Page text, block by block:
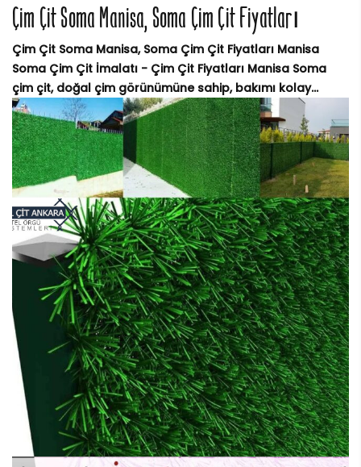
Çim Çit Soma Manisa, Soma Çim Çit Fiyatları
Çim Çit Soma Manisa, Soma Çim Çit Fiyatları Manisa
Soma Çim Çit İmalatı - Çim Çit Fiyatları Manisa Soma
çim çit, doğal çim görünümüne sahip, bakımı kolay...